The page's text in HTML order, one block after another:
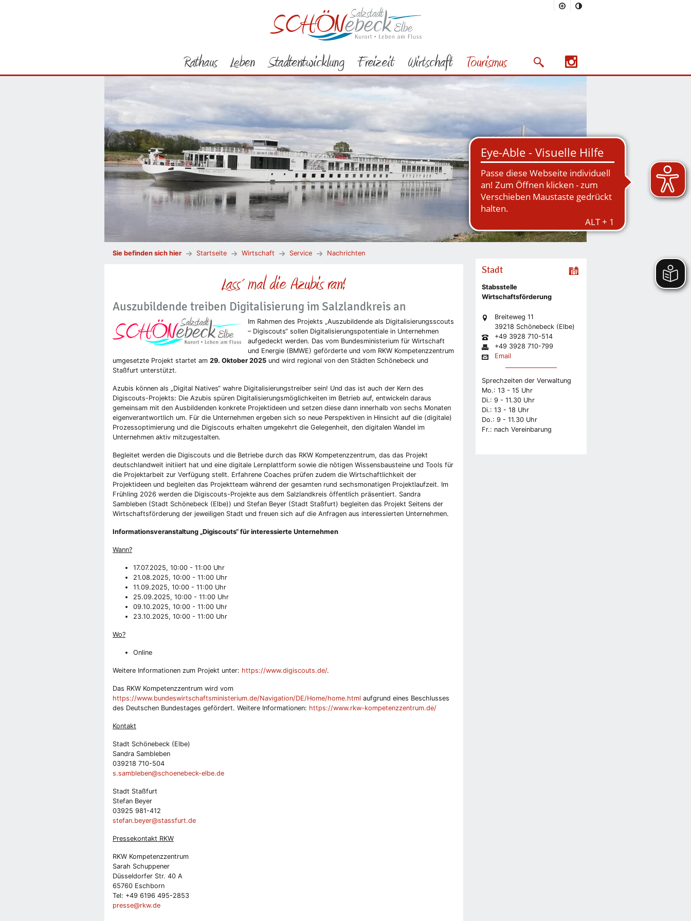
Rathaus Leben Stadtentwicklung Freizeit Wirtschaft Tourismus Suchmaske öffnen/schließen
Vorheriges Bild Nächstes Bild
Sie befinden sich hier Startseite Wirtschaft Service Nachrichten
Lass´ mal die Azubis ran!
Auszubildende treiben Digitalisierung im Salzlandkreis an
Im Rahmen des Projekts „Auszubildende als Digitalisierungsscouts
– Digiscouts“ sollen Digitalisierungspotentiale in Unternehmen
aufgedeckt werden. Das vom Bundesministerium für Wirtschaft
und Energie (BMWE) geförderte und vom RKW Kompetenzzentrum
umgesetzte Projekt startet am 29. Oktober 2025 und wird regional von den Städten Schönebeck und
Staßfurt unterstützt.
Azubis können als „Digital Natives“ wahre Digitalisierungstreiber sein! Und das ist auch der Kern des
Digiscouts-Projekts: Die Azubis spüren Digitalisierungsmöglichkeiten im Betrieb auf, entwickeln daraus
gemeinsam mit den Ausbildenden konkrete Projektideen und setzen diese dann innerhalb von sechs Monaten
eigenverantwortlich um. Für die Unternehmen ergeben sich so neue Perspektiven in Hinsicht auf die (digitale)
Prozessoptimierung und die Digiscouts erhalten umgekehrt die Gelegenheit, den digitalen Wandel im
Unternehmen aktiv mitzugestalten.
Begleitet werden die Digiscouts und die Betriebe durch das RKW Kompetenzzentrum, das das Projekt
deutschlandweit initiiert hat und eine digitale Lernplattform sowie die nötigen Wissensbausteine und Tools für
die Projektarbeit zur Verfügung stellt. Erfahrene Coaches prüfen zudem die Wirtschaftlichkeit der
Projektideen und begleiten das Projektteam während der gesamten rund sechsmonatigen Projektlaufzeit. Im
Frühling 2026 werden die Digiscouts-Projekte aus dem Salzlandkreis öffentlich präsentiert. Sandra
Sambleben (Stadt Schönebeck (Elbe)) und Stefan Beyer (Stadt Staßfurt) begleiten das Projekt Seitens der
Wirtschaftsförderung der jeweiligen Stadt und freuen sich auf die Anfragen aus interessierten Unternehmen.
Informationsveranstaltung „Digiscouts“ für interessierte Unternehmen
Wann?
17.07.2025, 10:00 - 11:00 Uhr
21.08.2025, 10:00 - 11:00 Uhr
11.09.2025, 10:00 - 11:00 Uhr
25.09.2025, 10:00 - 11:00 Uhr
09.10.2025, 10:00 - 11:00 Uhr
23.10.2025, 10:00 - 11:00 Uhr
Wo?
Online
Weitere Informationen zum Projekt unter: https://www.digiscouts.de/.
Das RKW Kompetenzzentrum wird vom
https://www.bundeswirtschaftsministerium.de/Navigation/DE/Home/home.html aufgrund eines Beschlusses
des Deutschen Bundestages gefördert. Weitere Informationen: https://www.rkw-kompetenzzentrum.de/
Kontakt
Stadt Schönebeck (Elbe)
Sandra Sambleben
039218 710-504
s.sambleben@schoenebeck-elbe.de
Stadt Staßfurt
Stefan Beyer
03925 981-412
stefan.beyer@stassfurt.de
Pressekontakt RKW
RKW Kompetenzzentrum
Sarah Schuppener
Düsseldorfer Str. 40 A
65760 Eschborn
Tel: +49 6196 495-2853
presse@rkw.de
Stadt
Stabsstelle
Wirtschaftsförderung
Breiteweg 11
39218 Schönebeck (Elbe)
+49 3928 710-514
+49 3928 710-799
Email
Sprechzeiten der Verwaltung
Mo.: 13 - 15 Uhr
Di.: 9 - 11.30 Uhr
Di.: 13 - 18 Uhr
Do.: 9 - 11.30 Uhr
Fr.: nach Vereinbarung